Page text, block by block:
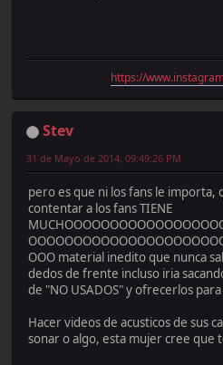
https://
Stev
31 de Mayo de 2014, 09:49:26 PM
pero es que ni los fans le importa,
contentar a los fans TIENE
OOO material inedito que nunca
dedos de frente incluso iria
de "NO USADOS" y ofrecerlos
Hacer videos de acusticos de sus
sonar o algo, esta mujer cree que